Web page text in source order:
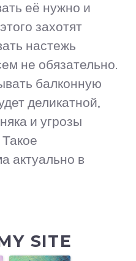
её нужно и
захотят
настежь
не обязательно.
балконную
деликатной,
и угрозы
актуально в
SITE